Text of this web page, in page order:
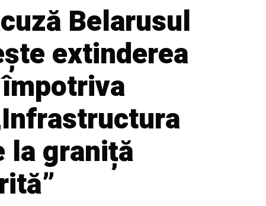
Belarusul
extinderea
la graniță